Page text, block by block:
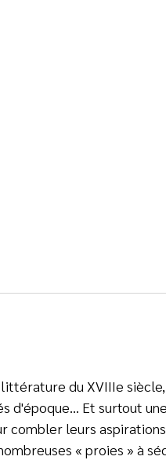
du XVIIIe
Et surtout
leurs
« proies » à